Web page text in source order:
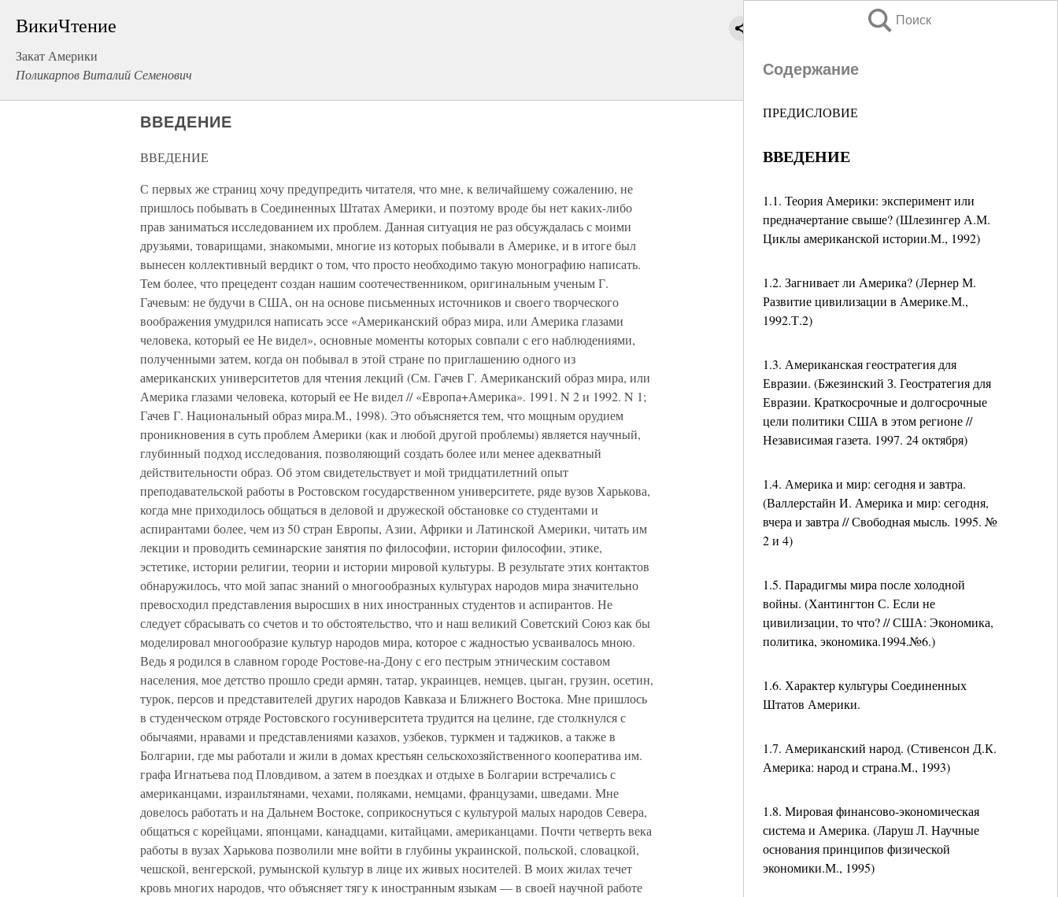
ВикиЧтение
Закат Америки
Поликарпов Виталий Семенович
Поиск
Содержание
ПРЕДИСЛОВИЕ
ВВЕДЕНИЕ
1.1. Теория Америки: эксперимент или
предначертание свыше? (Шлезингер А.М.
Циклы американской истории.М., 1992)
1.2. Загнивает ли Америка? (Лернер М.
Развитие цивилизации в Америке.М.,
1992.Т.2)
1.3. Американская геостратегия для
Евразии. (Бжезинский З. Геостратегия для
Евразии. Краткосрочные и долгосрочные
цели политики США в этом регионе //
Независимая газета. 1997. 24 октября)
1.4. Америка и мир: сегодня и завтра.
(Валлерстайн И. Америка и мир: сегодня,
вчера и завтра // Свободная мысль. 1995. №
2 и 4)
1.5. Парадигмы мира после холодной
войны. (Хантингтон С. Если не
цивилизации, то что? // США: Экономика,
политика, экономика.1994.№6.)
1.6. Характер культуры Соединенных
Штатов Америки.
1.7. Американский народ. (Стивенсон Д.К.
Америка: народ и страна.М., 1993)
1.8. Мировая финансово-экономическая
система и Америка. (Ларуш Л. Научные
основания принципов физической
экономики.М., 1995)
ВВЕДЕНИЕ
ВВЕДЕНИЕ
С первых же страниц хочу предупредить читателя, что мне, к величайшему сожалению, не
пришлось побывать в Соединенных Штатах Америки, и поэтому вроде бы нет каких-либо
прав заниматься исследованием их проблем. Данная ситуация не раз обсуждалась с моими
друзьями, товарищами, знакомыми, многие из которых побывали в Америке, и в итоге был
вынесен коллективный вердикт о том, что просто необходимо такую монографию написать.
Тем более, что прецедент создан нашим соотечественником, оригинальным ученым Г.
Гачевым: не будучи в США, он на основе письменных источников и своего творческого
воображения умудрился написать эссе «Американский образ мира, или Америка глазами
человека, который ее Не видел», основные моменты которых совпали с его наблюдениями,
полученными затем, когда он побывал в этой стране по приглашению одного из
американских университетов для чтения лекций (См. Гачев Г. Американский образ мира, или
Америка глазами человека, который ее Не видел // «Европа+Америка». 1991. N 2 и 1992. N 1;
Гачев Г. Национальный образ мира.М., 1998). Это объясняется тем, что мощным орудием
проникновения в суть проблем Америки (как и любой другой проблемы) является научный,
глубинный подход исследования, позволяющий создать более или менее адекватный
действительности образ. Об этом свидетельствует и мой тридцатилетний опыт
преподавательской работы в Ростовском государственном университете, ряде вузов Харькова,
когда мне приходилось общаться в деловой и дружеской обстановке со студентами и
аспирантами более, чем из 50 стран Европы, Азии, Африки и Латинской Америки, читать им
лекции и проводить семинарские занятия по философии, истории философии, этике,
эстетике, истории религии, теории и истории мировой культуры. В результате этих контактов
обнаружилось, что мой запас знаний о многообразных культурах народов мира значительно
превосходил представления выросших в них иностранных студентов и аспирантов. Не
следует сбрасывать со счетов и то обстоятельство, что и наш великий Советский Союз как бы
моделировал многообразие культур народов мира, которое с жадностью усваивалось мною.
Ведь я родился в славном городе Ростове-на-Дону с его пестрым этническим составом
населения, мое детство прошло среди армян, татар, украинцев, немцев, цыган, грузин, осетин,
турок, персов и представителей других народов Кавказа и Ближнего Востока. Мне пришлось
в студенческом отряде Ростовского госуниверситета трудится на целине, где столкнулся с
обычаями, нравами и представлениями казахов, узбеков, туркмен и таджиков, а также в
Болгарии, где мы работали и жили в домах крестьян сельскохозяйственного кооператива им.
графа Игнатьева под Пловдивом, а затем в поездках и отдыхе в Болгарии встречались с
американцами, израильтянами, чехами, поляками, немцами, французами, шведами. Мне
довелось работать и на Дальнем Востоке, соприкоснуться с культурой малых народов Севера,
общаться с корейцами, японцами, канадцами, китайцами, американцами. Почти четверть века
работы в вузах Харькова позволили мне войти в глубины украинской, польской, словацкой,
чешской, венгерской, румынской культур в лице их живых носителей. В моих жилах течет
кровь многих народов, что объясняет тягу к иностранным языкам — в своей научной работе